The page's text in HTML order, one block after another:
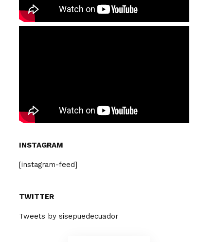
INSTAGRAM
[instagram-feed]
TWITTER
Tweets by sisepuedecuador